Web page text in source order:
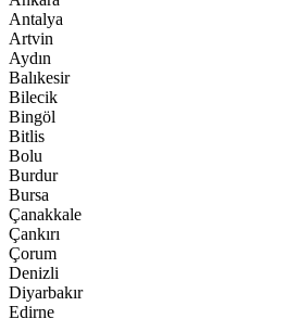
Antalya
Artvin
Aydın
Balıkesir
Bilecik
Bingöl
Bitlis
Bolu
Burdur
Bursa
Çanakkale
Çankırı
Çorum
Denizli
Diyarbakır
Edirne